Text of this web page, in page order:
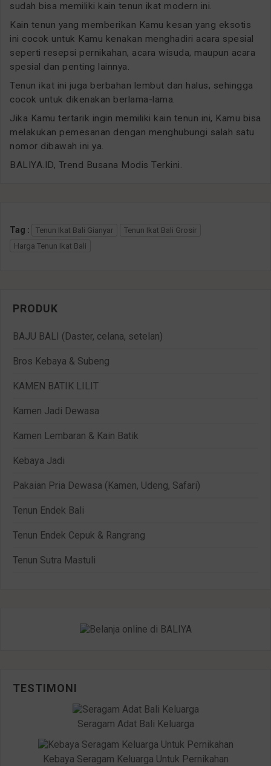
sudah bisa memiliki kain tenun ikat modern ini.
Kain tenun yang memberikan Kamu kesan yang eksotis
ini cocok untuk Kamu kenakan menghadiri acara spesial
seperti resepsi pernikahan, acara wisuda, maupun acara
spesial dan penting lainnya.
Tenun ikat ini juga berbahan lembut dan halus, sehingga
cocok untuk dikenakan berlama-lama.
Jika Kamu tertarik ingin memiliki kain tenun ini, Kamu bisa
melakukan pemesanan dengan menghubungi salah satu
nomor dibawah ini ya.
BALIYA.ID, Trend Busana Modis Terkini.
Tag : Tenun Ikat Bali Gianyar
Tenun Ikat Bali Grosir
Harga Tenun Ikat Bali
PRODUK
BAJU BALI (Daster, celana, setelan)
Bros Kebaya & Subeng
KAMEN BATIK LILIT
Kamen Jadi Dewasa
Kamen Lembaran & Kain Batik
Kebaya Jadi
Pakaian Pria Dewasa (Kamen, Udeng, Safari)
Tenun Endek Bali
Tenun Endek Cepuk & Rangrang
Tenun Sutra Mastuli
TESTIMONI
Seragam Adat Bali Keluarga
Kebaya Seragam Keluarga Untuk Pernikahan